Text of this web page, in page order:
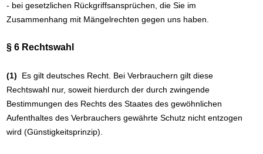
- bei gesetzlichen Rückgriffsansprüchen, die Sie im
Zusammenhang mit Mängelrechten gegen uns haben.
§ 6 Rechtswahl
(1)
Es gilt deutsches Recht. Bei Verbrauchern gilt diese
Rechtswahl nur, soweit hierdurch der durch zwingende
Bestimmungen des Rechts des Staates des gewöhnlichen
Aufenthaltes des Verbrauchers gewährte Schutz nicht entzogen
wird (Günstigkeitsprinzip).